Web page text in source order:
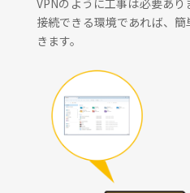
接続できる環境であれば、
きます。